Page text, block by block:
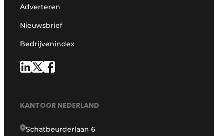
Adverteren
Nieuwsbrief
Bedrijvenindex
KANTOOR NEDERLAND
Schatbeurderlaan 6